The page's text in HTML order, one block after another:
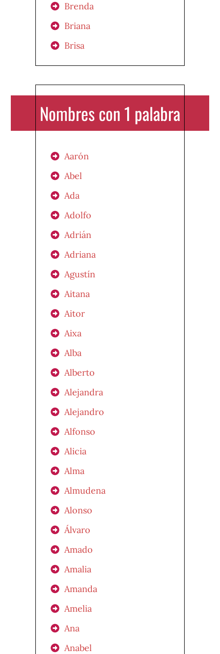
Brenda
Briana
Brisa
Nombres con 1 palabra
Aarón
Abel
Ada
Adolfo
Adrián
Adriana
Agustín
Aitana
Aitor
Aixa
Alba
Alberto
Alejandra
Alejandro
Alfonso
Alicia
Alma
Almudena
Alonso
Álvaro
Amado
Amalia
Amanda
Amelia
Ana
Anabel